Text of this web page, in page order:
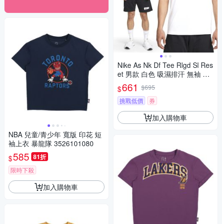
NBA 兒童/青少年 寬版 印花 短
袖上衣 暴龍隊 3526101080
$585 81折
限時下殺
加入購物車
Nike As Nk Df Tee Rlgd Sl Res
et 男款 白色 吸濕排汗 無袖 背
心 DX0992-100
$661 $695
挑戰低價
券
加入購物車